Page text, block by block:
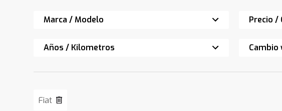
Marca / Modelo Precio /
Años / Kilometros Cambio
Fiat